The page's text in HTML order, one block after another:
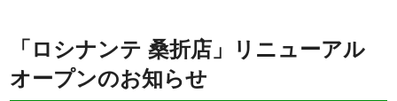
「ロシナンテ 桑折店」リニューアル
オープンのお知らせ